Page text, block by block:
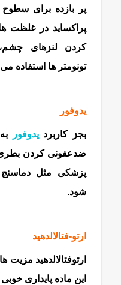
پر بازده برای
کردن لنزهای چشم،
تونومتر ها استفاده
یدوفور
بجز کاربردیدوفور
ضدعفونی کردن
پزشکی مثل دماسنج
شود.
ارتو-فتالالدهید
ارتوفتالالدهید مزیت